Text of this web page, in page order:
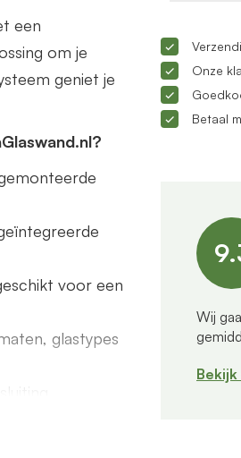
een
om je
geniet je
voor een
glastypes
Onze
Betaal
Wij